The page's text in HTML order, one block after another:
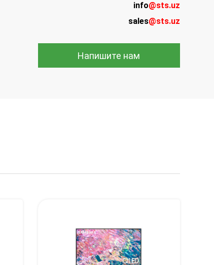
info@sts.uz
sales@sts.uz
Напишите нам